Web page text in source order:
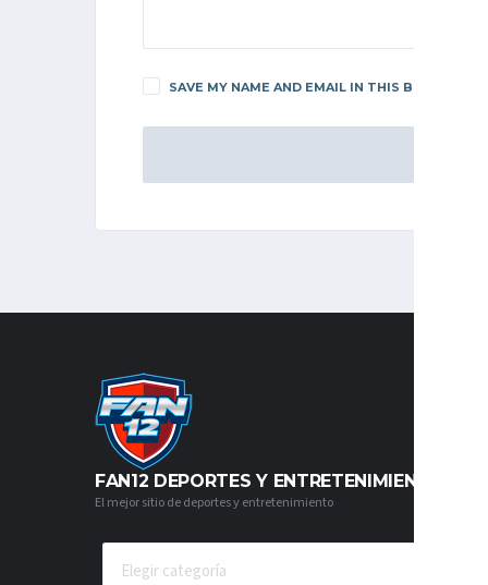
SAVE MY NAME AND EMAIL IN THIS BROWSER
FAN12 DEPORTES Y ENTRETENIMIENTO
El mejor sitio de deportes y entretenimiento